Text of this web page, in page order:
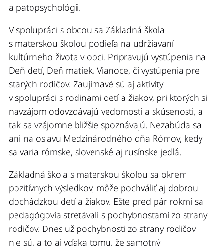
a patopsychológii.
V spolupráci s obcou sa Základná škola
s materskou školou podieľa na udržiavaní
kultúrneho života v obci. Pripravujú vystúpenia na
Deň detí, Deň matiek, Vianoce, či vystúpenia pre
starých rodičov. Zaujímavé sú aj aktivity
v spolupráci s rodinami detí a žiakov, pri ktorých si
navzájom odovzdávajú vedomosti a skúsenosti, a
tak sa vzájomne bližšie spoznávajú. Nezabúda sa
ani na oslavu Medzinárodného dňa Rómov, kedy
sa varia rómske, slovenské aj rusínske jedlá.
Základná škola s materskou školou sa okrem
pozitívnych výsledkov, môže pochváliť aj dobrou
dochádzkou detí a žiakov. Ešte pred pár rokmi sa
pedagógovia stretávali s pochybnosťami zo strany
rodičov. Dnes už pochybnosti zo strany rodičov
nie sú, a to aj vďaka tomu, že samotný